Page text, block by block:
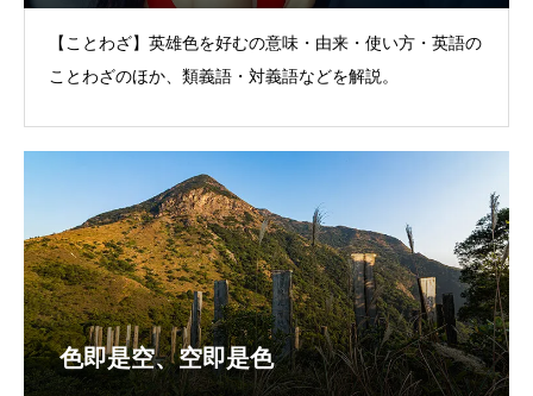
【ことわざ】英雄色を好むの意味・由来・使い方・英語の
ことわざのほか、類義語・対義語などを解説。
色即是空、空即是色